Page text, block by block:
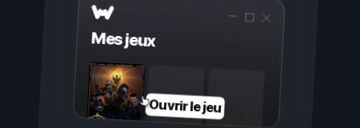
Mes jeux
Ouvrir le jeu